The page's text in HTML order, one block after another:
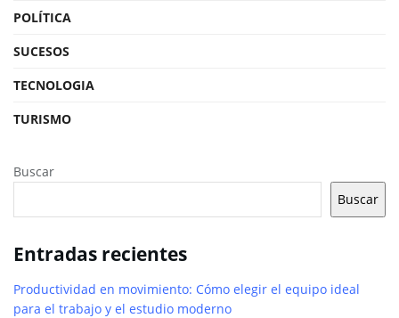
POLÍTICA
SUCESOS
TECNOLOGIA
TURISMO
Buscar
Buscar
Entradas recientes
Productividad en movimiento: Cómo elegir el equipo ideal
para el trabajo y el estudio moderno